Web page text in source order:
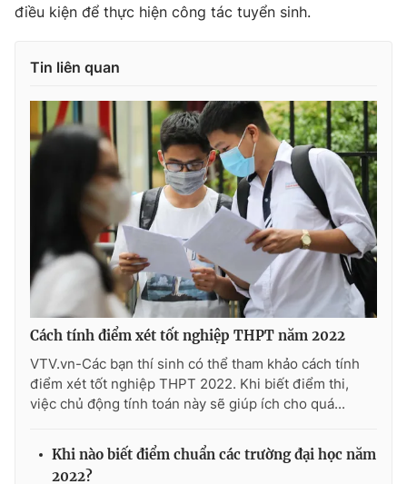
VTV9 VTV8
Liên hệ tòa soạn
THỜI BÁO VTV
Theo dõi báo trên
Cơ quan chủ quản: Đài Truyền hình Việt Nam
Cơ quan báo chí:Thời báo VTV
Giấy phép hoạt động báo in và báo điện tử số 483/GP-BTTTT
cấp ngày 29/12/2023
Tổng Biên tập:Vũ Thanh Thủy
Tổng đài VTV: 024.38 355 931 - 024.38 355 932
điều kiện để thực hiện công tác tuyển sinh.
Tin liên quan
Cách tính điểm xét tốt nghiệp THPT năm 2022
VTV.vn-Các bạn thí sinh có thể tham khảo cách tính
điểm xét tốt nghiệp THPT 2022. Khi biết điểm thi,
việc chủ động tính toán này sẽ giúp ích cho quá...
Khi nào biết điểm chuẩn các trường đại học năm
2022?